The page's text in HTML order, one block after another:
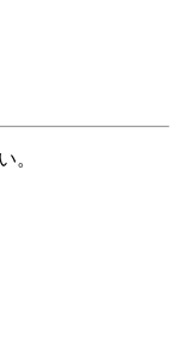
。